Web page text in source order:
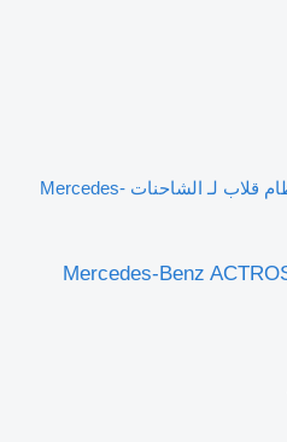
نظام قلاب لـ الشاحنات Mercedes-